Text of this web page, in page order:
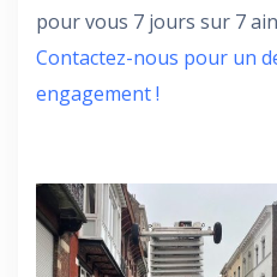
pour vous 7 jours sur 7
Contactez-nous pour un
engagement !